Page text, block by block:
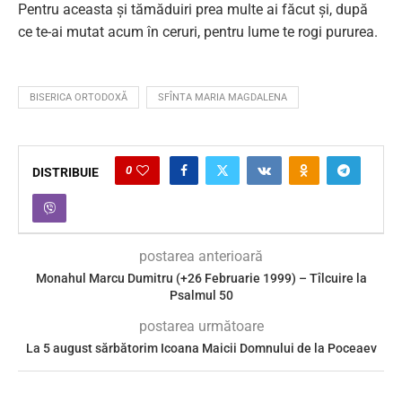
Pentru aceasta şi tămăduiri prea multe ai făcut şi, după
ce te-ai mutat acum în ceruri, pentru lume te rogi pururea.
BISERICA ORTODOXĂ SFÎNTA MARIA MAGDALENA
DISTRIBUIE 0
postarea anterioară
Monahul Marcu Dumitru (+26 Februarie 1999) – Tîlcuire la
Psalmul 50
postarea următoare
La 5 august sărbătorim Icoana Maicii Domnului de la Poceaev